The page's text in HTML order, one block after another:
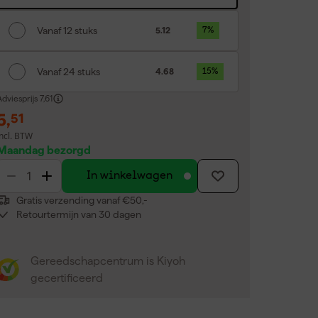
Vanaf 12 stuks 5.12 7%
Vanaf 24 stuks 4.68 15%
7,61
,51
BTW
bezorgd
In winkelwagen
Gratis verzending vanaf €50,-
Retourtermijn van 30 dagen
Gereedschapcentrum is Kiyoh
gecertificeerd